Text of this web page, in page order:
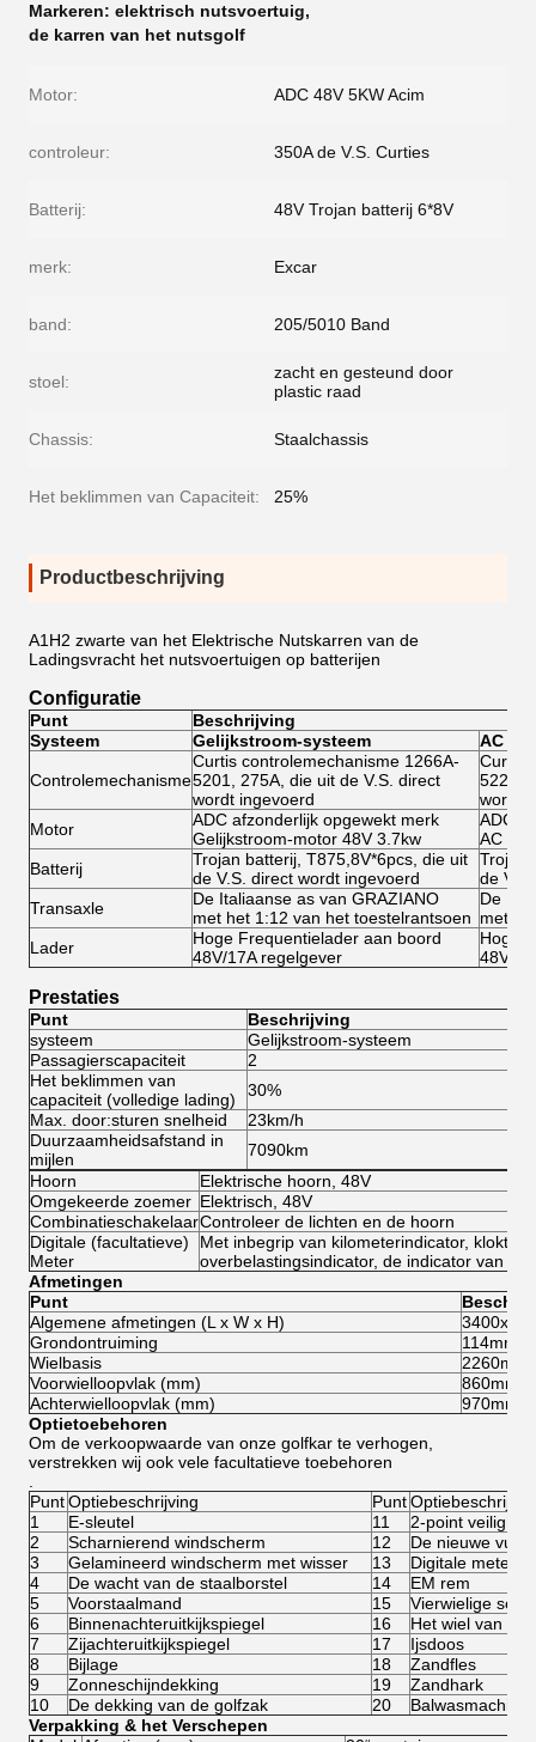
Markeren: elektrisch nutsvoertuig,
de karren van het nutsgolf
Motor: ADC 48V 5KW Acim
controleur: 350A de V.S. Curties
Batterij: 48V Trojan batterij 6*8V
merk: Excar
band: 205/5010 Band
stoel:
zacht en gesteund door
plastic raad
Chassis: Staalchassis
Het beklimmen van Capaciteit: 25%
Productbeschrijving
A1H2 zwarte van het Elektrische Nutskarren van de
Ladingsvracht het nutsvoertuigen op batterijen
Configuratie
Punt
Beschrijving
Systeem
Gelijkstroom-systeem AC
Controlemechanisme
Curtis controlemechanisme 1266A-
5201, 275A, die uit de V.S. direct
wordt ingevoerd
Curtis
5221,
wordt
Motor
ADC afzonderlijk opgewekt merk
Gelijkstroom-motor 48V 3.7kw
ADC
AC
Batterij
Trojan batterij, T875,8V*6pcs, die uit
de V.S. direct wordt ingevoerd
Trojan
de
Transaxle
De Italiaanse as van GRAZIANO
met het 1:12 van het toestelrantsoen
De
met
Lader
Hoge Frequentielader aan boord
48V/17A regelgever
Hoge
48V/
Prestaties
Punt
Beschrijving
systeem
Gelijkstroom-systeem
Passagierscapaciteit
2
Het beklimmen van
capaciteit (volledige lading)
30%
Max. door:sturen snelheid
23km/h
Duurzaamheidsafstand in
mijlen
7090km
Hoorn
Elektrische hoorn, 48V
Omgekeerde zoemer Elektrisch, 48V
CombinatieschakelaarControleer de lichten en de hoorn
Digitale (facultatieve)
Meter
Met inbegrip van kilometerindicator, klokt
overbelastingsindicator, de indicator van de
Afmetingen
Punt
Algemene afmetingen (L x W x H)
Grondontruiming
114mm
Wielbasis
2260mm
Voorwielloopvlak (mm)
860mm
Achterwielloopvlak (mm)
970mm
Optietoebehoren
Om de verkoopwaarde van onze golfkar te verhogen,
verstrekken wij ook vele facultatieve toebehoren
PuntOptiebeschrijving Punt
1
E-sleutel 11
2-point
2
Scharnierend windscherm 12
De nieuwe
3
Gelamineerd windscherm met wisser 13
Digitale meter
4
De wacht van de staalborstel 14
EM rem
5
Voorstaalmand 15
Vierwielige
6
Binnenachteruitkijkspiegel 16
Het wiel van
7
Zijachteruitkijkspiegel 17
Ijsdoos
8
Bijlage 18
Zandfles
9
Zonneschijndekking 19
Zandhark
10
De dekking van de golfzak 20
Balwasmachine
Verpakking & het Verschepen